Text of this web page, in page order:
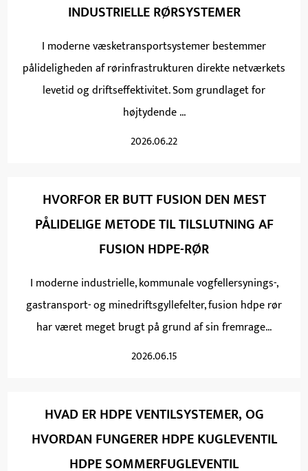
INDUSTRIELLE RØRSYSTEMER
I moderne væsketransportsystemer bestemmer
pålideligheden af ​​rørinfrastrukturen direkte netværkets
levetid og driftseffektivitet. Som grundlaget for
højtydende ...
2026.06.22
HVORFOR ER BUTT FUSION DEN MEST
PÅLIDELIGE METODE TIL TILSLUTNING AF
FUSION HDPE-RØR
I moderne industrielle, kommunale vogfellersynings-,
gastransport- og minedriftsgyllefelter, fusion hdpe rør
har været meget brugt på grund af sin fremrage...
2026.06.15
HVAD ER HDPE VENTILSYSTEMER, OG
HVORDAN FUNGERER HDPE KUGLEVENTIL
HDPE SOMMERFUGLEVENTIL